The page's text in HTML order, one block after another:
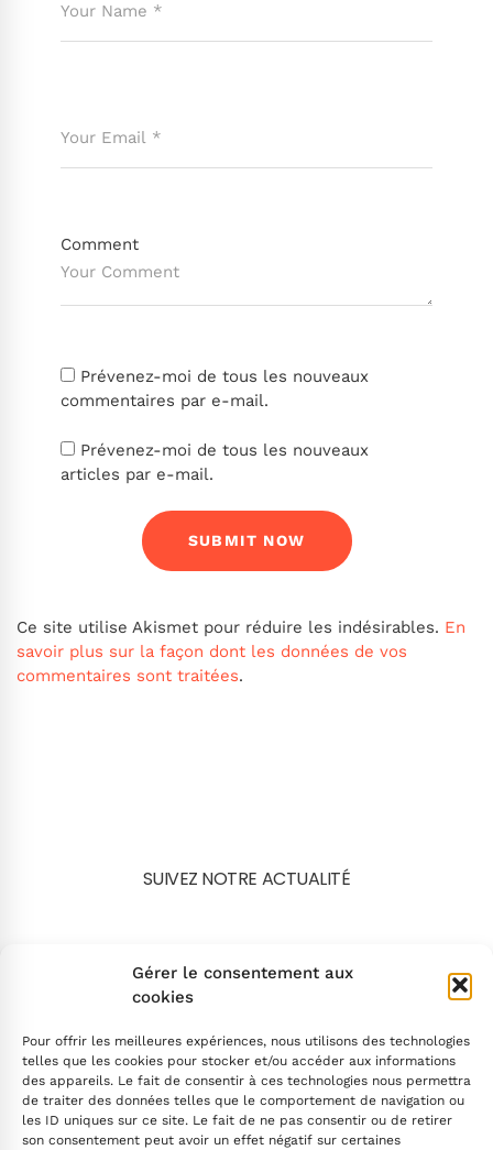
Gérer le consentement aux
cookies
Pour offrir les meilleures expériences, nous utilisons des technologies
telles que les cookies pour stocker et/ou accéder aux informations
des appareils. Le fait de consentir à ces technologies nous permettra
de traiter des données telles que le comportement de navigation ou
les ID uniques sur ce site. Le fait de ne pas consentir ou de retirer
son consentement peut avoir un effet négatif sur certaines
Comment
Prévenez-moi de tous les nouveaux
commentaires par e-mail.
Prévenez-moi de tous les nouveaux
articles par e-mail.
Ce site utilise Akismet pour réduire les indésirables. En
savoir plus sur la façon dont les données de vos
commentaires sont traitées.
SUIVEZ NOTRE ACTUALITÉ
INSCRIVEZ-VOUS